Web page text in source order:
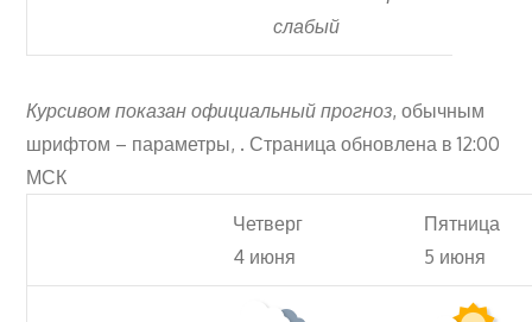
слабый
Курсивом показан официальный прогноз, обычным
шрифтом – параметры, . Страница обновлена в 12:00
МСК
Четверг
4 июня
Пятница
5 июня